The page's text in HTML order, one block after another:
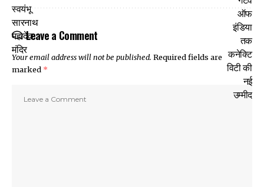
Leave a Comment
Your email address will not be published. Required fields are
marked *